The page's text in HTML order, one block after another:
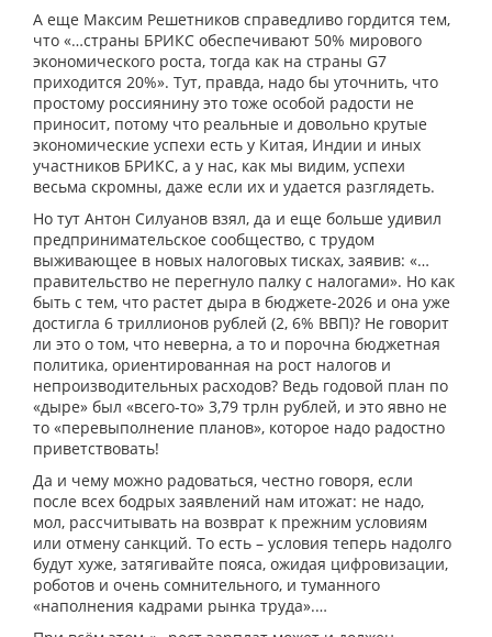
А еще Максим Решетников справедливо гордится тем,
что «…страны БРИКС обеспечивают 50% мирового
экономического роста, тогда как на страны G7
приходится 20%». Тут, правда, надо бы уточнить, что
простому россиянину это тоже особой радости не
приносит, потому что реальные и довольно крутые
экономические успехи есть у Китая, Индии и иных
участников БРИКС, а у нас, как мы видим, успехи
весьма скромны, даже если их и удается разглядеть.
Но тут Антон Силуанов взял, да и еще больше удивил
предпринимательское сообщество, с трудом
выживающее в новых налоговых тисках, заявив: «…
правительство не перегнуло палку с налогами». Но как
быть с тем, что растет дыра в бюджете-2026 и она уже
достигла 6 триллионов рублей (2, 6% ВВП)? Не говорит
ли это о том, что неверна, а то и порочна бюджетная
политика, ориентированная на рост налогов и
непроизводительных расходов? Ведь годовой план по
«дыре» был «всего-то» 3,79 трлн рублей, и это явно не
то «перевыполнение планов», которое надо радостно
приветствовать!
Да и чему можно радоваться, честно говоря, если
после всех бодрых заявлений нам итожат: не надо,
мол, рассчитывать на возврат к прежним условиям
или отмену санкций. То есть – условия теперь надолго
будут хуже, затягивайте пояса, ожидая цифровизации,
роботов и очень сомнительного, и туманного
«наполнения кадрами рынка труда».…